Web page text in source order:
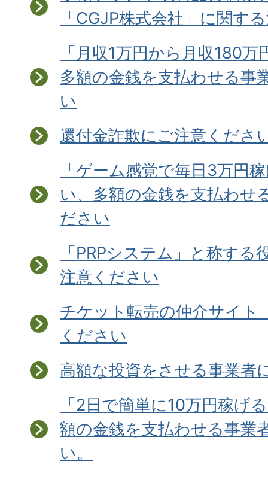
「CGJP株式会社」に関す
「月収1万円から月収180
多額の金銭を支払わせる事
い
還付金詐欺にご注意くださ
「ゲーム感覚で毎日3万円
い、多額の金銭を支払わせ
ださい
「PRPシステム」と称する
注意ください
チケット転売の仲介サイト
ください
高額な投資をさせる事業者
「2日で簡単に10万円稼げ
額の金銭を支払わせる事業
い。